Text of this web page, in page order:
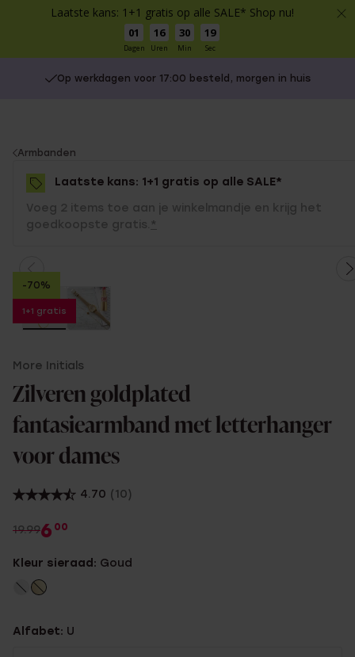
Laatste kans: 1+1 gratis op alle SALE* Shop nu!
01
Dagen
16
Uren
30
Min
19
Sec
Op werkdagen voor 17:00 besteld, morgen in huis
You
are
here:
Armbanden
Laatste kans: 1+1 gratis op alle SALE*
Voeg 2 items toe aan je winkelmandje en krijg het
goedkoopste gratis. *
-70%
1+1 gratis
More Initials
Zilveren goldplated
fantasiearmband met letterhanger
voor dames
4.70 (10)
19.996 00
Kleur sieraad: Goud
Alfabet: U